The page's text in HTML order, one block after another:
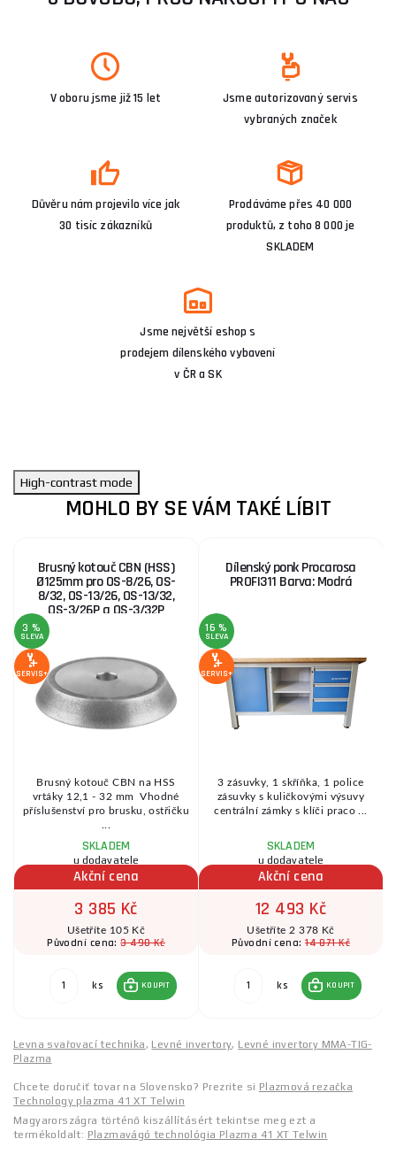
V oboru jsme již 15 let
Jsme autorizovaný servis
vybraných značek
Důvěru nám projevilo více jak
30 tisíc zákazníků
Prodáváme přes 40 000
produktů, z toho 8 000 je
SKLADEM
Jsme největší eshop s
prodejem dílenského vybavení
v ČR a SK
High-contrast mode
MOHLO BY SE VÁM TAKÉ LÍBIT
Brusný kotouč CBN (HSS)
Ø125mm pro OS-8/26, OS-
8/32, OS-13/26, OS-13/32,
OS-3/26P a OS-3/32P
3 %
SLEVA
SERVIS+
Brusný kotouč CBN na HSS
vrtáky 12,1 - 32 mm Vhodné
příslušenství pro brusku, ostřičku
SKLADEM
u dodavatele
Akční cena
3 385 Kč
Ušetříte 105 Kč
Původní cena:3 490 Kč
ks KOUPIT
Dílenský ponk Procarosa
PROFI311 Barva: Modrá
16 %
SLEVA
SERVIS+
3 zásuvky, 1 skříňka, 1 police
zásuvky s kuličkovými výsuvy
centrální zámky s klíči praco ...
SKLADEM
u dodavatele
Akční cena
12 493 Kč
Ušetříte 2 378 Kč
Původní cena:14 871 Kč
ks KOUPIT
Levna svařovací technika, Levné invertory, Levné invertory MMA-TIG-
Plazma
Chcete doručiť tovar na Slovensko? Prezrite si Plazmová rezačka
Technology plazma 41 XT Telwin
Magyarországra történő kiszállításért tekintse meg ezt a
termékoldalt: Plazmavágó technológia Plazma 41 XT Telwin